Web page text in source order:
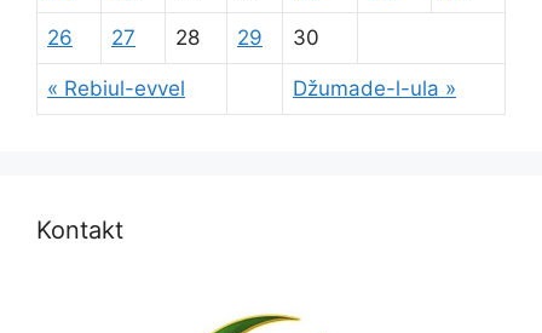
« Rebiul-evvel Džumade-l-ula »
26 27 28 29 30
Kontakt